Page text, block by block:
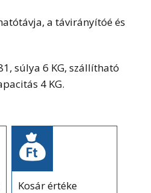
a távirányítóé és
súlya 6 KG, szállítható
4 KG.
Kosár értéke